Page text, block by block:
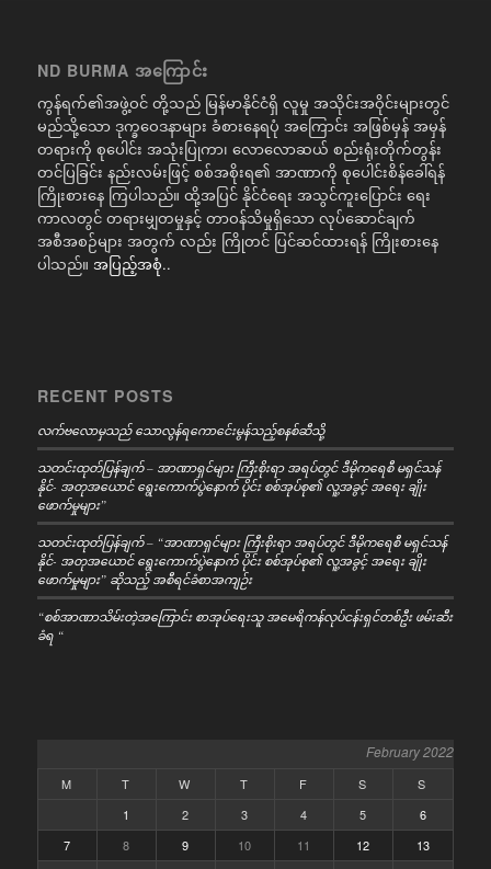
ND BURMA အကြောင်း
ကွန်ရက်၏အဖွဲ့ဝင် တို့သည် မြန်မာနိုင်ငံရှိ လူမှု အသိုင်းအဝိုင်းများတွင်
မည်သို့သော ဒုက္ခဝေဒနာများ ခံစားနေရပုံ အကြောင်း အဖြစ်မှန် အမှန်
တရားကို စုပေါင်း အသုံးပြုကာ၊ လောလောဆယ် စည်းရုံးတိုက်တွန်း
တင်ပြခြင်း နည်းလမ်းဖြင့် စစ်အစိုးရ၏ အာဏာကို စုပေါင်းစိန်ခေါ်ရန်
ကြိုးစားနေ ကြပါသည်။ ထို့အပြင် နိုင်ငံရေး အသွင်ကူးပြောင်း ရေး
ကာလတွင် တရားမျှတမှုနှင့် တာဝန်သိမှုရှိသော လုပ်ဆောင်ချက်
အစီအစဉ်များ အတွက် လည်း ကြိုတင် ပြင်ဆင်ထားရန် ကြိုးစားနေ
ပါသည်။ အပြည့်အစုံ..
RECENT POSTS
လက်ဗလောမှသည် သောလွန်ရကောင်ေးမွန်သည့်စနစ်ဆီသို့
သတင်းထုတ်ပြန်ချက် – အာဏာရှင်များ ကြီးစိုးရာ အရပ်တွင် ဒီမိုကရေစီ မရှင်သန်
နိုင်- အတုအယောင် ရွေးကောက်ပွဲနောက် ပိုင်း စစ်အုပ်စု၏ လူ့အခွင့် အရေး ချိုး
ဖောက်မှုများ”
သတင်းထုတ်ပြန်ချက် – “အာဏာရှင်များ ကြီးစိုးရာ အရပ်တွင် ဒီမိုကရေစီ မရှင်သန်
နိုင်- အတုအယောင် ရွေးကောက်ပွဲနောက် ပိုင်း စစ်အုပ်စု၏ လူ့အခွင့် အရေး ချိုး
ဖောက်မှုများ” ဆိုသည့် အစီရင်ခံစာအကျဉ်း
“စစ်အာဏာသိမ်းတဲ့အကြောင်း စာအုပ်ရေးသူ အမေရိကန်လုပ်ငန်းရှင်တစ်ဦး ဖမ်းဆီး
ခံရ “
February 2022
M T W T F S
S
1
2 3 4 5
6
7
8 9 10 11 12
13